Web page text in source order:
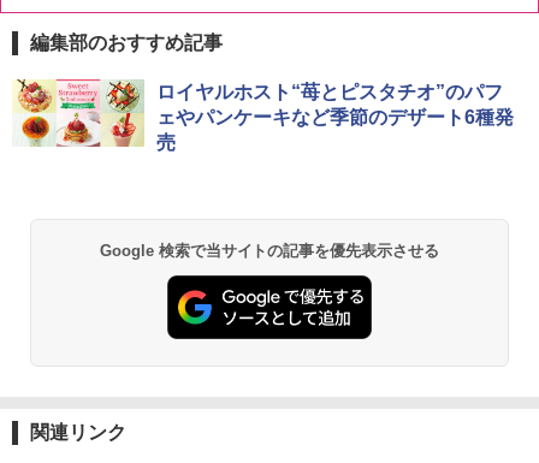
1
チキンラーメン どんぶり 85g×12個 日清
食品 インスタント カップ麺
【公式】ブタメン とんこつ味 35g×15個
麺 小腹 インスタント アウトドアにも ロ
ーリングストック 大人買い おやつカン
パニー
￥1,451
1
[山善] スチームオーブンレンジ 25L 一人
暮らし 二人暮らし フラットテーブル ス
チーム調理 自動メニュー19種搭載 角皿
シャープ 過熱水蒸気 オーブンレンジ 26
L コンベクション 2段調理 ホワイト RE-
SS26B-W
￥32,800
編集部のおすすめ記事
ロイヤルホスト“苺とピスタチオ”のパフ
ェやパンケーキなど季節のデザート6種発
売
Google 検索で当サイトの記事を優先表示させる
関連リンク